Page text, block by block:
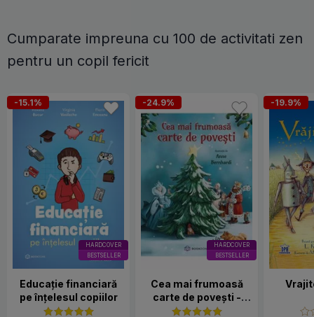
Cumparate impreuna cu 100 de activitati zen
pentru un copil fericit
HARDCOVER
BESTSELLER
-15.1%
Educație financiară
pe înțelesul copiilor
HARDCOVER
BESTSELLER
-24.9%
Cea mai frumoasă
carte de povești -
Editie cartonată
-19.9%